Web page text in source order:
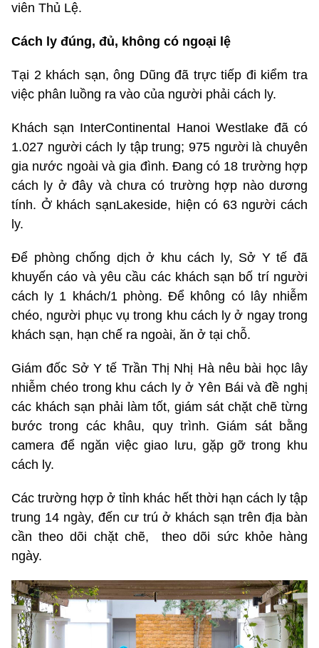
viên Thủ Lệ.
Cách ly đúng, đủ, không có ngoại lệ
Tại 2 khách sạn, ông Dũng đã trực tiếp đi kiểm tra
việc phân luồng ra vào của người phải cách ly.
Khách sạn InterContinental Hanoi Westlake đã có
1.027 người cách ly tập trung; 975 người là chuyên
gia nước ngoài và gia đình. Đang có 18 trường hợp
cách ly ở đây và chưa có trường hợp nào dương
tính. Ở khách sạnLakeside, hiện có 63 người cách
ly.
Để phòng chống dịch ở khu cách ly, Sở Y tế đã
khuyến cáo và yêu cầu các khách sạn bố trí người
cách ly 1 khách/1 phòng. Để không có lây nhiễm
chéo, người phục vụ trong khu cách ly ở ngay trong
khách sạn, hạn chế ra ngoài, ăn ở tại chỗ.
Giám đốc Sở Y tế Trần Thị Nhị Hà nêu bài học lây
nhiễm chéo trong khu cách ly ở Yên Bái và đề nghị
các khách sạn phải làm tốt, giám sát chặt chẽ từng
bước trong các khâu, quy trình. Giám sát bằng
camera để ngăn việc giao lưu, gặp gỡ trong khu
cách ly.
Các trường hợp ở tỉnh khác hết thời hạn cách ly tập
trung 14 ngày, đến cư trú ở khách sạn trên địa bàn
cần theo dõi chặt chẽ, theo dõi sức khỏe hàng
ngày.